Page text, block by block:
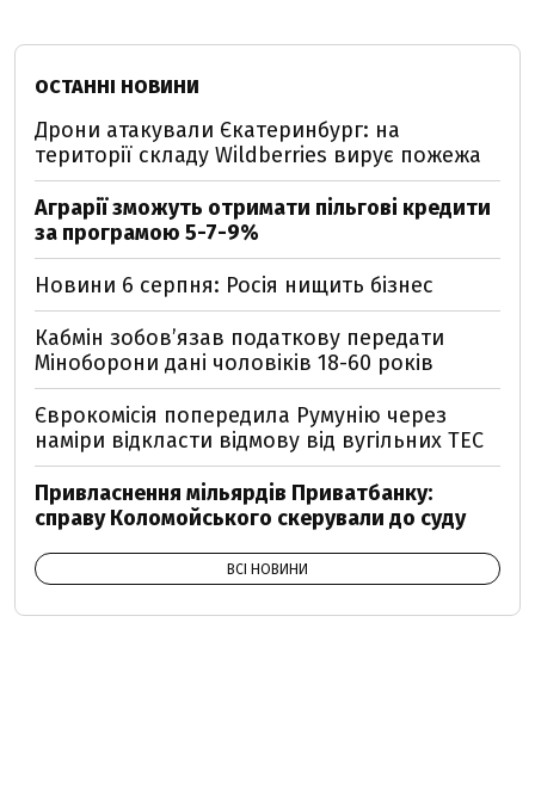
ОСТАННІ НОВИНИ
Дрони атакували Єкатеринбург: на
території складу Wildberries вирує пожежа
Аграрії зможуть отримати пільгові кредити
за програмою 5-7-9%
Новини 6 серпня: Росія нищить бізнес
Кабмін зобовʼязав податкову передати
Міноборони дані чоловіків 18-60 років
Єврокомісія попередила Румунію через
наміри відкласти відмову від вугільних ТЕС
Привласнення мільярдів Приватбанку:
справу Коломойського скерували до суду
ВСІ НОВИНИ